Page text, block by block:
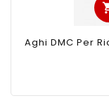
Aghi DMC Per